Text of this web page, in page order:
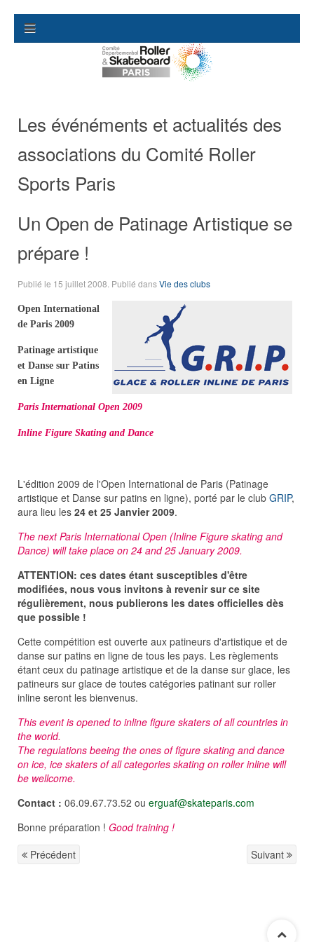
Les événéments et actualités des
associations du Comité Roller
Sports Paris
Un Open de Patinage Artistique se
prépare !
Publié le 15 juillet 2008 . Publié dansVie des clubs
Open International
de Paris 2009
Patinage artistique
et Danse sur Patins
en Ligne
Paris International Open 2009
Inline Figure Skating and Dance
L'édition 2009 de l'Open International de Paris (Patinage
artistique et Danse sur patins en ligne), porté par le club GRIP,
aura lieu les 24 et 25 Janvier 2009.
The next Paris International Open (Inline Figure skating and
Dance) will take place on 24 and 25 January 2009.
ATTENTION: ces dates étant susceptibles d'être
modifiées, nous vous invitons à revenir sur ce site
régulièrement, nous publierons les dates officielles dès
que possible !
Cette compétition est ouverte aux patineurs d'artistique et de
danse sur patins en ligne de tous les pays. Les règlements
étant ceux du patinage artistique et de la danse sur glace, les
patineurs sur glace de toutes catégories patinant sur roller
inline seront les bienvenus.
This event is opened to inline figure skaters of all countries in
the world.
The regulations beeing the ones of figure skating and dance
on ice, ice skaters of all categories skating on roller inline will
be wellcome.
Contact : 06.09.67.73.52 ou erguaf@skateparis.com
Bonne préparation ! Good training !
Précédent
Suivant